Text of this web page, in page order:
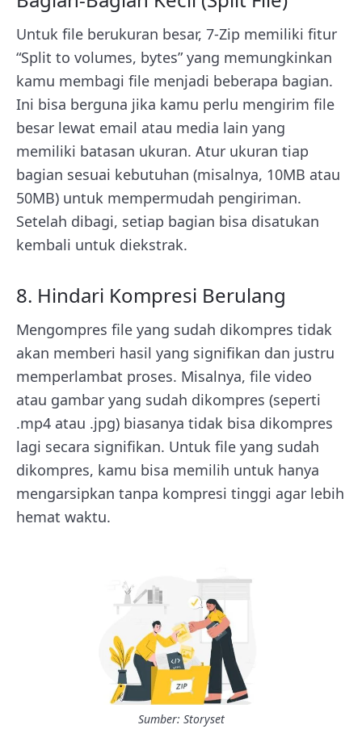
Untuk file berukuran besar, 7-Zip memiliki fitur
“Split to volumes, bytes” yang memungkinkan
kamu membagi file menjadi beberapa bagian.
Ini bisa berguna jika kamu perlu mengirim file
besar lewat email atau media lain yang
memiliki batasan ukuran. Atur ukuran tiap
bagian sesuai kebutuhan (misalnya, 10MB atau
50MB) untuk mempermudah pengiriman.
Setelah dibagi, setiap bagian bisa disatukan
kembali untuk diekstrak.
8. Hindari Kompresi Berulang
Mengompres file yang sudah dikompres tidak
akan memberi hasil yang signifikan dan justru
memperlambat proses. Misalnya, file video
atau gambar yang sudah dikompres (seperti
.mp4 atau .jpg) biasanya tidak bisa dikompres
lagi secara signifikan. Untuk file yang sudah
dikompres, kamu bisa memilih untuk hanya
mengarsipkan tanpa kompresi tinggi agar lebih
hemat waktu.
Sumber: Storyset